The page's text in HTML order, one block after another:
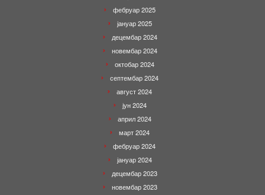
фебруар 2025
јануар 2025
децембар 2024
новембар 2024
октобар 2024
септембар 2024
август 2024
јун 2024
април 2024
март 2024
фебруар 2024
јануар 2024
децембар 2023
новембар 2023